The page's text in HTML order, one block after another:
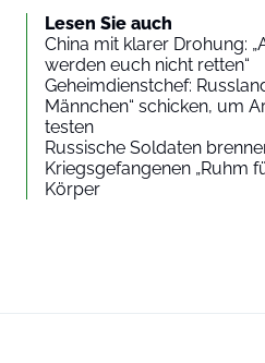
Lesen Sie auch
China mit klarer Drohung:
werden euch nicht retten“
Geheimdienstchef:
Männchen“ schicken, um
testen
Russische Soldaten
Kriegsgefangenen „Ruhm
Körper